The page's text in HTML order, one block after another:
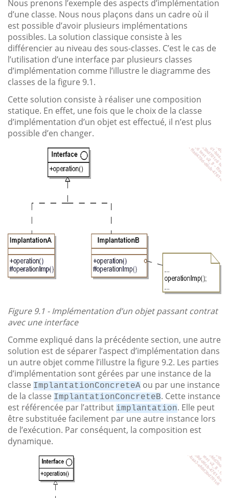
Nous prenons l’exemple des aspects d’implémentation
d’une classe. Nous nous plaçons dans un cadre où il
est possible d’avoir plusieurs implémentations
possibles. La solution classique consiste à les
différencier au niveau des sous-classes. C’est le cas de
l’utilisation d’une interface par plusieurs classes
d’implémentation comme l’illustre le diagramme des
classes de la figure 9.1.
Cette solution consiste à réaliser une composition
statique. En effet, une fois que le choix de la classe
d’implémentation d’un objet est effectué, il n’est plus
possible d’en changer.
Figure 9.1 - Implémentation d’un objet passant contrat
avec une interface
Comme expliqué dans la précédente section, une autre
solution est de séparer l’aspect d’implémentation dans
un autre objet comme l’illustre la figure 9.2. Les parties
d’implémentation sont gérées par une instance de la
classe ImplantationConcreteA ou par une instance
de la classe ImplantationConcreteB. Cette instance
est référencée par l’attribut implantation. Elle peut
être substituée facilement par une autre instance lors
de l’exécution. Par conséquent, la composition est
dynamique.